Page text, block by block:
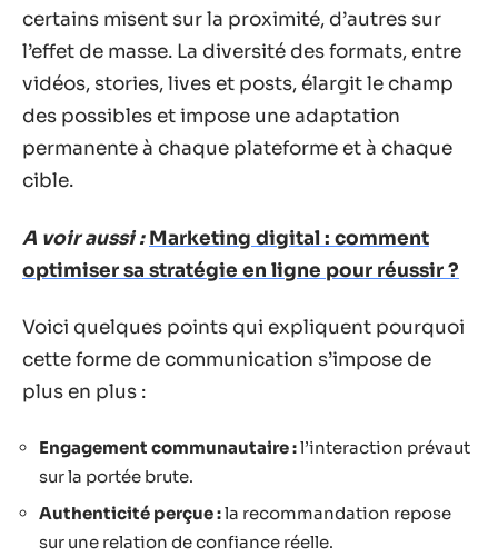
certains misent sur la proximité, d’autres sur
l’effet de masse. La diversité des formats, entre
vidéos, stories, lives et posts, élargit le champ
des possibles et impose une adaptation
permanente à chaque plateforme et à chaque
cible.
A voir aussi : Marketing digital : comment
optimiser sa stratégie en ligne pour réussir ?
Voici quelques points qui expliquent pourquoi
cette forme de communication s’impose de
plus en plus :
Engagement communautaire :l’interaction prévaut
sur la portée brute.
Authenticité perçue :la recommandation repose
sur une relation de confiance réelle.